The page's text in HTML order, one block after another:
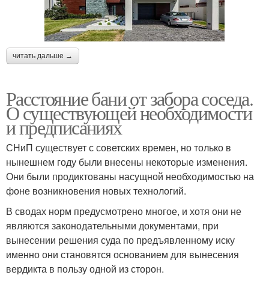
читать дальше →
Расстояние бани от забора соседа.
О существующей необходимости
и предписаниях
СНиП существует с советских времен, но только в
нынешнем году были внесены некоторые изменения.
Они были продиктованы насущной необходимостью на
фоне возникновения новых технологий.
В сводах норм предусмотрено многое, и хотя они не
являются законодательными документами, при
вынесении решения суда по предъявленному иску
именно они становятся основанием для вынесения
вердикта в пользу одной из сторон.